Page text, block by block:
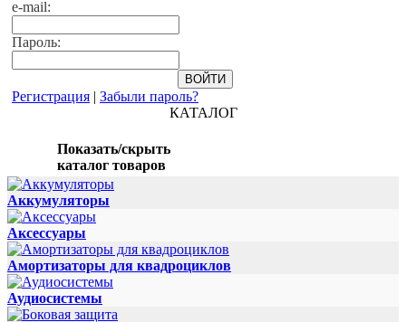
e-mail:
Пароль:
Регистрация | Забыли пароль?
КАТАЛОГ
Показать/скрыть
каталог товаров
Аккумуляторы
Аксессуары
Амортизаторы для квадроциклов
Аудиосистемы